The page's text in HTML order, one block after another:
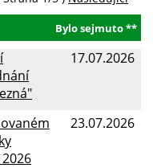
Bylo sejmuto **
17.07.2026
23.07.2026